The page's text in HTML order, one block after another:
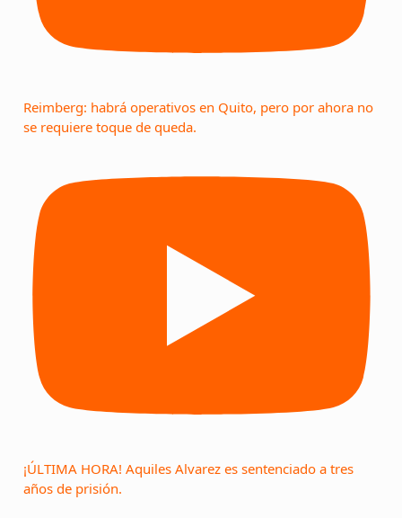
Reimberg: habrá operativos en Quito, pero por ahora no
se requiere toque de queda.
¡ÚLTIMA HORA! Aquiles Alvarez es sentenciado a tres
años de prisión.